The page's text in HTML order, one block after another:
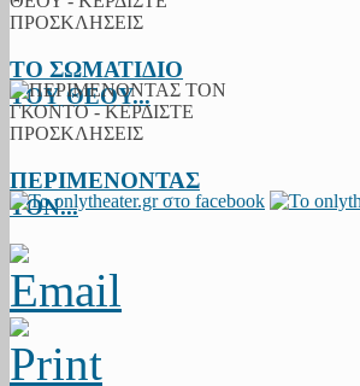
ΤΟ ΣΩΜΑΤΙΔΙΟ
ΤΟΥ ΘΕΟΥ...
ΠΕΡΙΜΕΝΟΝΤΑΣ
ΤΟΝ...